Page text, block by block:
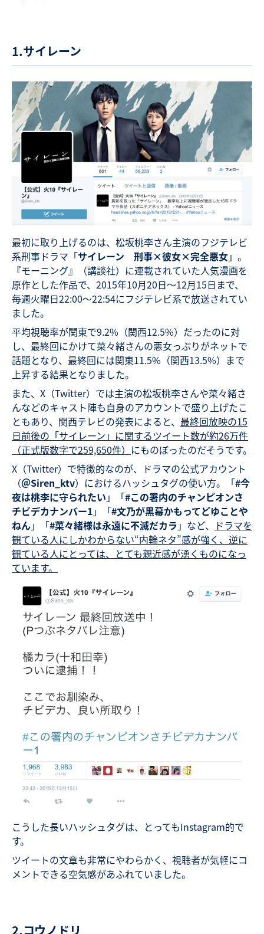
1.サイレーン
最初に取り上げるのは、松坂桃李さん主演のフジテレビ
系刑事ドラマ「サイレーン 刑事×彼女×完全悪女」。
『モーニング』（講談社）に連載されていた人気漫画を
原作とした作品で、2015年10月20日～12月15日まで、
毎週火曜日22:00～22:54にフジテレビ系で放送されてい
ました。
平均視聴率が関東で9.2%（関西12.5%）だったのに対
し、最終回にかけて菜々緒さんの悪女っぷりがネットで
話題となり、最終回には関東11.5%（関西13.5%）まで
上昇する結果となりました。
また、X（Twitter）では主演の松坂桃李さんや菜々緒さ
んなどのキャスト陣も自身のアカウントで盛り上げたこ
ともあり、関西テレビの発表によると、 最終回放映の15
日前後の「サイレーン」に関するツイート数が約26万件
（正式版数字で259,650件） にものぼったのだそうです。
X（Twitter）で特徴的なのが、ドラマの公式アカウント
（＠Siren_ktv）におけるハッシュタグの使い方。「#今
夜は桃李に守られたい 」「#この署内のチャンピオンさ
チビデカナンバー1」「#文乃が黒幕かもってどゆことや
ねん」「#菜々緒様は永遠に不滅だカラ 」など、
ドラマを
観ている人にしかわからない“内輪ネタ”感が強く、逆に
観ている人にとっては、とても親近感が湧くものになっ
ています。
こうした長いハッシュタグは、とってもInstagram的で
す。
ツイートの文章も非常にやわらかく、視聴者が気軽にコ
メントできる空気感があふれていました。
2.コウノドリ